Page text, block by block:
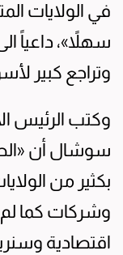
في الولايات
سهلاً»، داعياً
وتراجع كبير
وكتب الرئيس
سوشال أن
بكثير من
وشركات كما
اقتصادية